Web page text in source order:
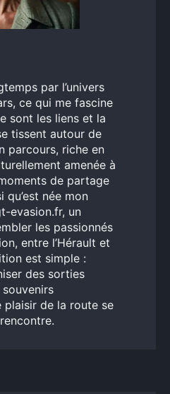
par l’univers
ce qui me fascine
sont les liens et la
tissent autour de
parcours, riche en
amenée à
de partage
qu’est née mon
evasion.fr, un
les passionnés
entre l’Hérault et
est simple :
des sorties
plaisir de la route se